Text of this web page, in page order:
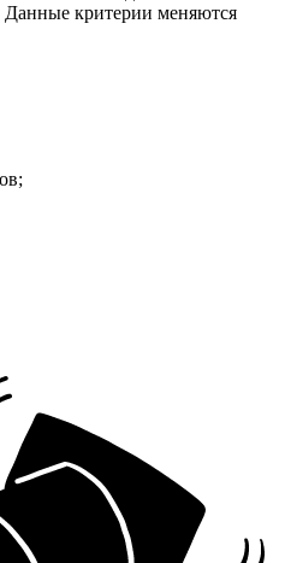
Данные критерии меняются